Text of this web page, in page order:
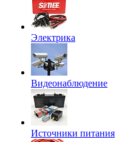
Электрика
Видеонаблюдение
Источники питания